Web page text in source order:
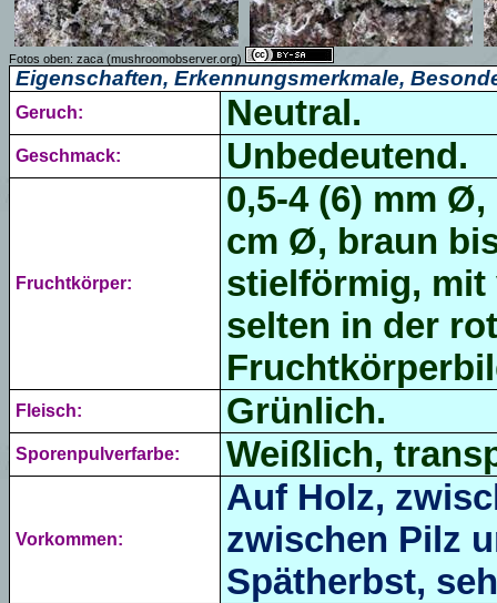
Fotos oben: zaca (mushroomobserver.org)
Eigenschaften, Erkennungsmerkmale,
Geruch: Neutral.
Geschmack: Unbedeutend.
Fruchtkörper:
0,5-4 (6) mm Ø,
cm Ø, braun
stielförmig, mit
selten in der
Fleisch: Grünlich.
Sporenpulverfarbe: Weißlich,
Vorkommen:
Auf Holz,
zwischen Pilz
Spätherbst,